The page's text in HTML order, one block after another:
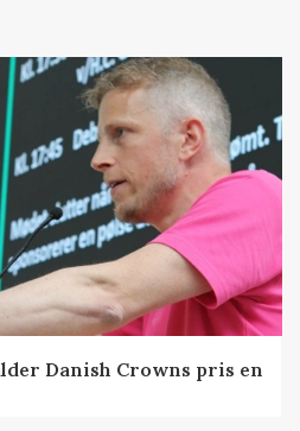
Danish Crowns pris en